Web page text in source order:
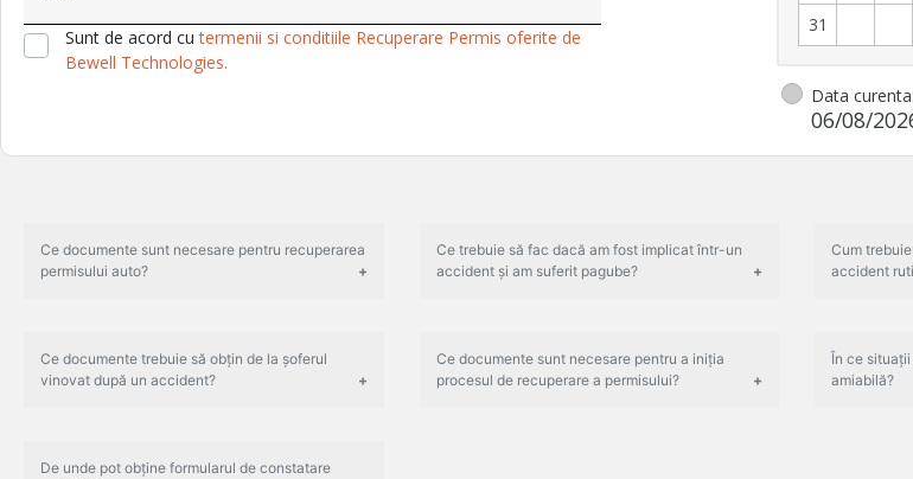
Sunt de acord cutermenii si conditiile Recuperare Permis oferite de
Bewell Technologies.
31
Data curenta:
06/08/
Ce documente sunt necesare pentru recuperarea
permisului auto?
Ce trebuie să fac dacă am fost implicat într-un
accident și am suferit pagube?
Cum
accident
Ce documente trebuie să obțin de la șoferul
vinovat după un accident?
Ce documente sunt necesare pentru a iniția
procesul de recuperare a permisului?
În ce
amiabilă?
De unde pot obține formularul de constatare